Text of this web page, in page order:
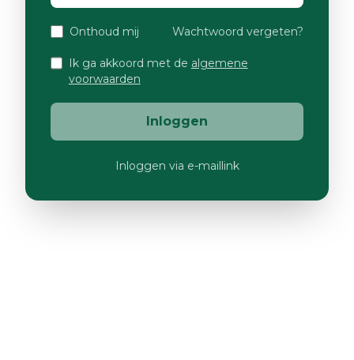
Onthoud mij Wachtwoord vergeten?
Ik ga akkoord met de algemene
voorwaarden
Inloggen
Inloggen via e-maillink